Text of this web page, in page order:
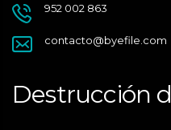
952 002 863
contacto@byefile.com
Destrucción